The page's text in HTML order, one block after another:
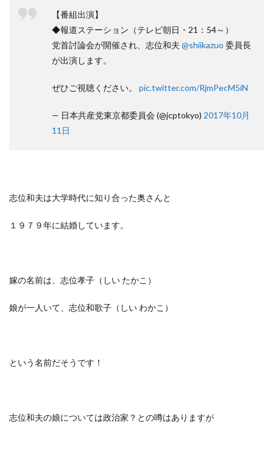
【番組出演】
◆報道ステーション（テレビ朝日・21：54～）
党首討論会が開催され、志位和夫 @shiikazuo 委員長
が出演します。
ぜひご視聴ください。 pic.twitter.com/RjmPecM5iN
— 日本共産党東京都委員会 (@jcptokyo) 2017年10月
11日
志位和夫は大学時代に知り合った奥さんと
１９７９年に結婚しています。
嫁の名前は、志位孝子（しい たかこ）
娘が一人いて、志位和歌子（しい わかこ）
という名前だそうです！
志位和夫の娘については政治家？との噂はありますが